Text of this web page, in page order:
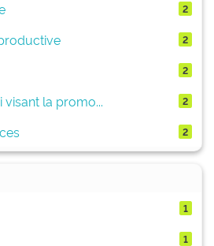
2
2
2
la promo... 2
2
1
1